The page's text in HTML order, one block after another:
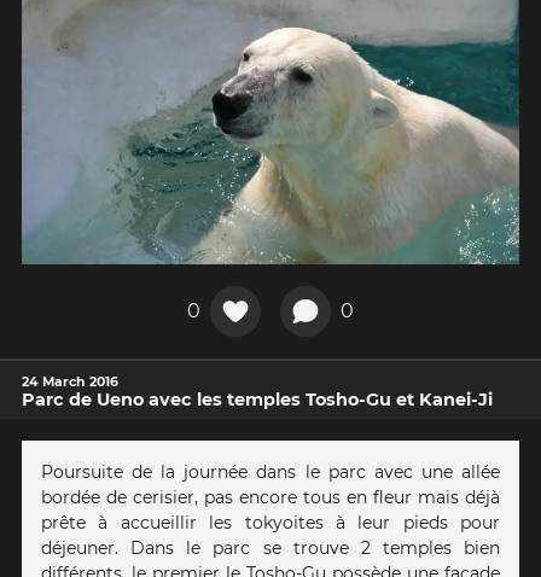
0 0
24 March 2016
Parc de Ueno avec les temples Tosho-Gu et Kanei-Ji
Poursuite de la journée dans le parc avec une allée
bordée de cerisier, pas encore tous en fleur mais déjà
prête à accueillir les tokyoites à leur pieds pour
déjeuner. Dans le parc se trouve 2 temples bien